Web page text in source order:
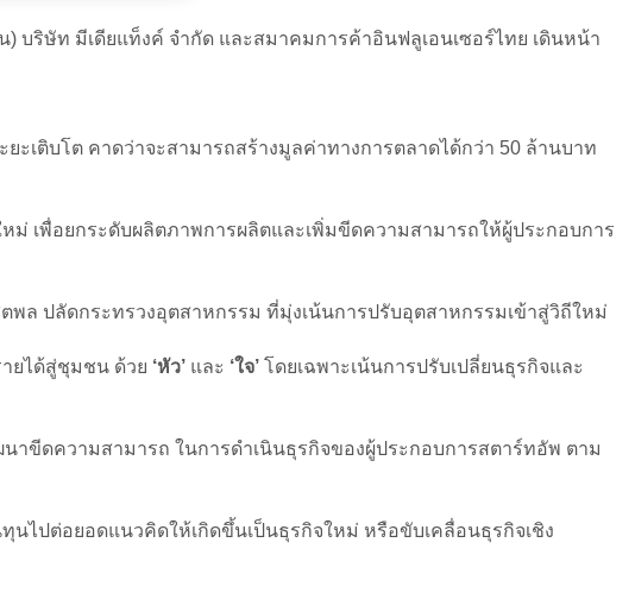
บริษัท มีเดียแท็งค์ จำกัด และสมาคมการค้าอินฟลูเอนเซอร์ไทย เดินหน้า
เติบโต คาดว่าจะสามารถสร้างมูลค่าทางการตลาดได้กว่า 50 ล้านบาท
ม่ เพื่อยกระดับผลิตภาพการผลิตและเพิ่มขีดความสามารถให้ผู้ประกอบการ
ล ปลัดกระทรวงอุตสาหกรรม ที่มุ่งเน้นการปรับอุตสาหกรรมเข้าสู่วิถีใหม่
ยได้สู่ชุมชน ด้วย ‘หัว’ และ ‘ใจ’ โดยเฉพาะเน้นการปรับเปลี่ยนธุรกิจและ
ขีดความสามารถ ในการดำเนินธุรกิจของผู้ประกอบการสตาร์ทอัพ ตาม
นไปต่อยอดแนวคิดให้เกิดขึ้นเป็นธุรกิจใหม่ หรือขับเคลื่อนธุรกิจเชิง